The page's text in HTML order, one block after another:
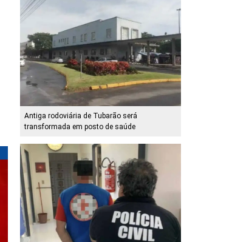
Antiga rodoviária de Tubarão será
transformada em posto de saúde